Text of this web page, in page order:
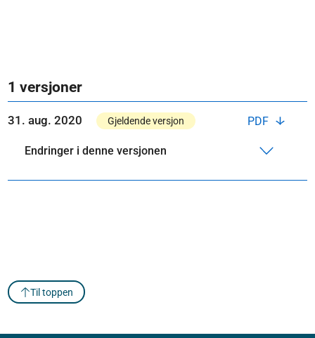
1 versjoner
PDF
31. aug. 2020 Gjeldende versjon
Endringer i denne versjonen
Til toppen